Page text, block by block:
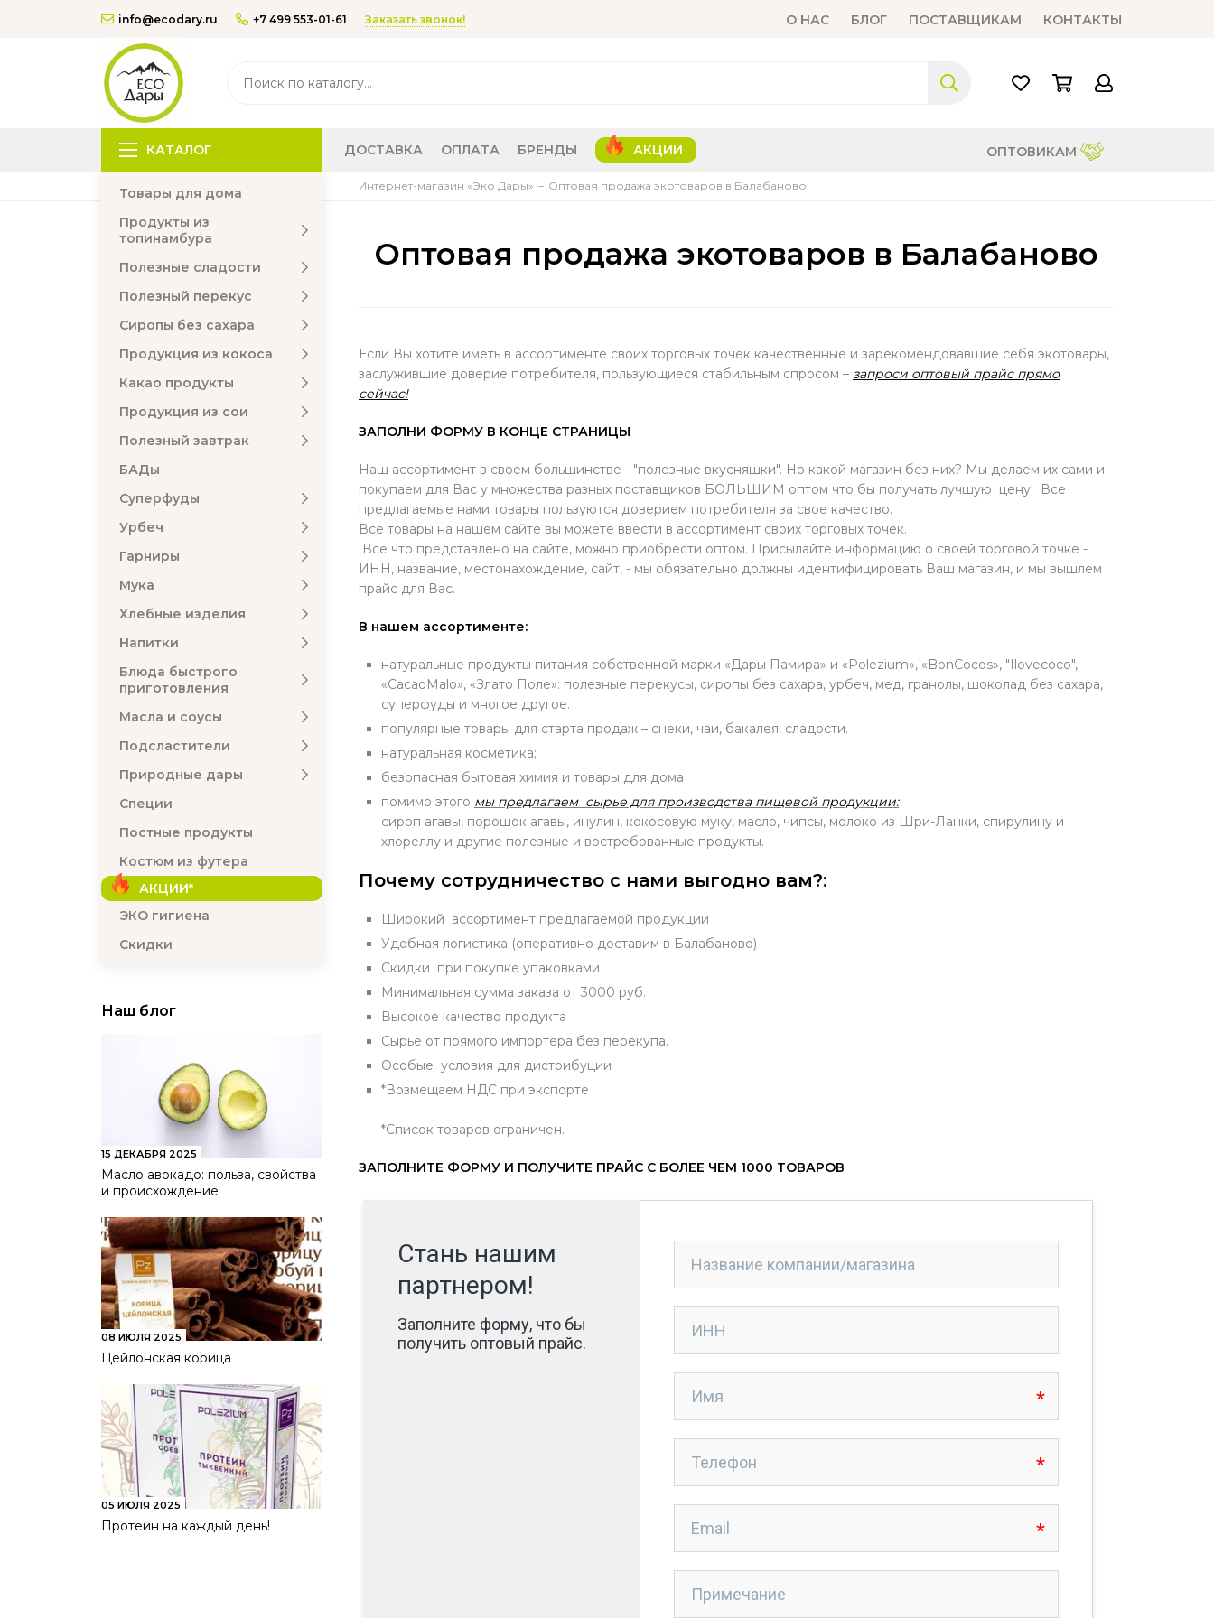
info@ecodary.ru +7 499 553-01-61 Заказать звонок! О НАС БЛОГ ПОСТАВЩИКАМ КОНТАКТЫ
КАТАЛОГ ДОСТАВКА ОПЛАТА БРЕНДЫ АКЦИИ ОПТОВИКАМ
Интернет-магазин «Эко Дары» Оптовая продажа экотоваров в Балабаново
Товары для дома
Продукты из
топинамбура
Полезные сладости
Полезный перекус
Сиропы без сахара
Продукция из кокоса
Какао продукты
Продукция из сои
Полезный завтрак
БАДы
Суперфуды
Урбеч
Гарниры
Мука
Хлебные изделия
Напитки
Блюда быстрого
приготовления
Масла и соусы
Подсластители
Природные дары
Специи
Постные продукты
Костюм из футера
АКЦИИ*
ЭКО гигиена
Скидки
Наш блог
15 ДЕКАБРЯ 2025
Масло авокадо: польза, свойства
и происхождение
08 ИЮЛЯ 2025
Цейлонская корица
05 ИЮЛЯ 2025
Протеин на каждый день!
Оптовая продажа экотоваров в Балабаново
Если Вы хотите иметь в ассортименте своих торговых точек качественные и зарекомендовавшие себя экотовары,
заслужившие доверие потребителя, пользующиеся стабильным спросом – запроси оптовый прайс прямо
сейчас!
ЗАПОЛНИ ФОРМУ В КОНЦЕ СТРАНИЦЫ
Наш ассортимент в своем большинстве - "полезные вкусняшки". Но какой магазин без них? Мы делаем их сами и
покупаем для Вас у множества разных поставщиков БОЛЬШИМ оптом что бы получать лучшую цену. Все
предлагаемые нами товары пользуются доверием потребителя за свое качество.
Все товары на нашем сайте вы можете ввести в ассортимент своих торговых точек.
Все что представлено на сайте, можно приобрести оптом. Присылайте информацию о своей торговой точке -
ИНН, название, местонахождение, сайт, - мы обязательно должны идентифицировать Ваш магазин, и мы вышлем
прайс для Вас.
В нашем ассортименте:
натуральные продукты питания собственной марки «Дары Памира» и «Polezium», «BonCocos», "Ilovecoco",
«CacaoMalo», «Злато Поле»: полезные перекусы, сиропы без сахара, урбеч, мед, гранолы, шоколад без сахара,
суперфуды и многое другое.
популярные товары для старта продаж – снеки, чаи, бакалея, сладости.
натуральная косметика;
безопасная бытовая химия и товары для дома
помимо этого мы предлагаем сырье для производства пищевой продукции:
сироп агавы, порошок агавы, инулин, кокосовую муку, масло, чипсы, молоко из Шри-Ланки, спирулину и
хлореллу и другие полезные и востребованные продукты.
Почему сотрудничество с нами выгодно вам?:
Широкий ассортимент предлагаемой продукции
Удобная логистика (оперативно доставим в Балабаново)
Скидки при покупке упаковками
Минимальная сумма заказа от 3000 руб.
Высокое качество продукта
Сырье от прямого импортера без перекупа.
Особые условия для дистрибуции
*Возмещаем НДС при экспорте
*Список товаров ограничен.
ЗАПОЛНИТЕ ФОРМУ И ПОЛУЧИТЕ ПРАЙС С БОЛЕЕ ЧЕМ 1000 ТОВАРОВ